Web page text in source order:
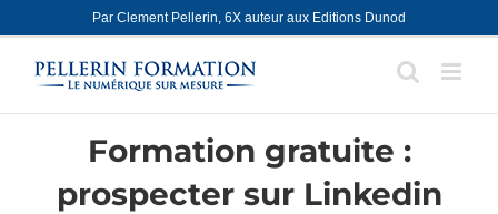
to
content
Par Clement Pellerin, 6X auteur aux Editions Dunod
Formation gratuite :
prospecter sur Linkedin